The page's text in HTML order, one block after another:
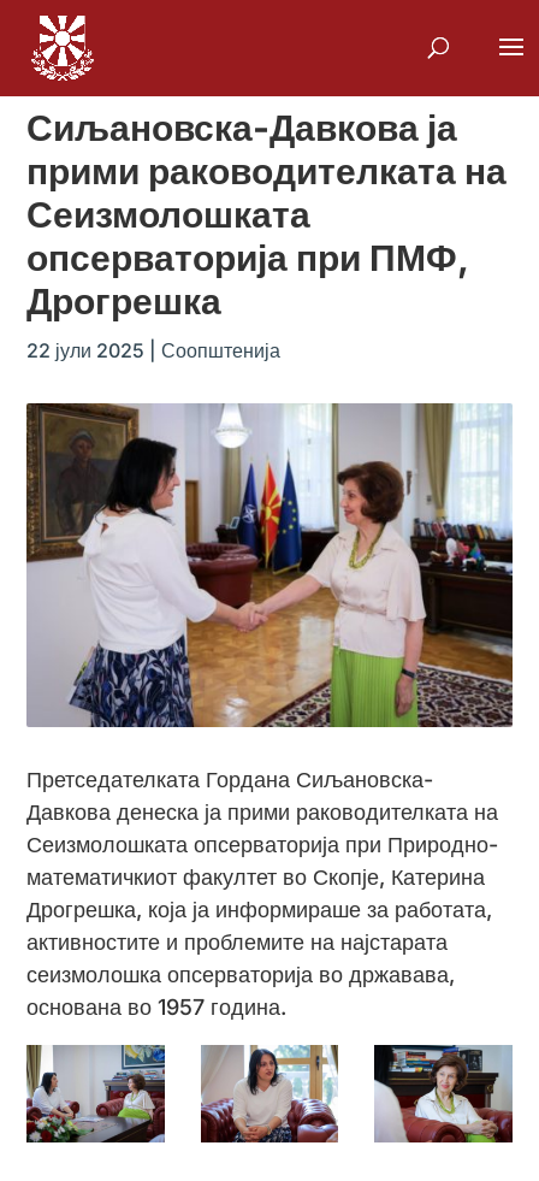
Сиљановска-Давкова ја
прими раководителката на
Сеизмолошката
опсерваторија при ПМФ,
Дрогрешка
22 јули 2025 |Соопштенија
Претседателката Гордана Сиљановска-
Давкова денеска ја прими раководителката на
Сеизмолошката опсерваторија при Природно-
математичкиот факултет во Скопје, Катерина
Дрогрешка, која ја информираше за работата,
активностите и проблемите на најстарата
сеизмолошка опсерваторија во државава,
основана во 1957 година.